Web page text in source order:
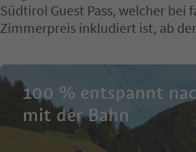
Südtirol Guest Pass, welcher
Zimmerpreis inkludiert ist, ab
100 % entspannt
mit der Bahn